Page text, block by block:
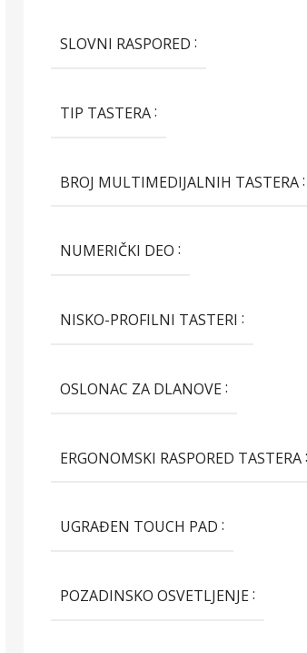
SLOVNI RASPORED
TIP TASTERA
BROJ MULTIMEDIJALNIH TASTERA
NUMERIČKI DEO
NISKO-PROFILNI TASTERI
OSLONAC ZA DLANOVE
ERGONOMSKI RASPORED TASTERA
UGRAĐEN TOUCH PAD
POZADINSKO OSVETLJENJE